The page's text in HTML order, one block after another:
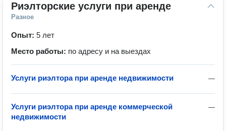
Риэлторские услуги при аренде
Разное
Опыт: 5 лет
Место работы: по адресу и на выездах
—
Услуги риэлтора при аренде недвижимости
—
Услуги риэлтора при аренде коммерческой
недвижимости